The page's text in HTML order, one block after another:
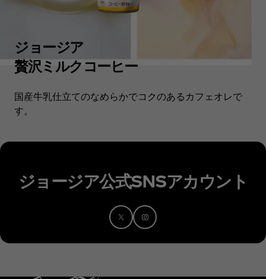
ジョージア
贅沢ミルクコーヒー
国産牛乳仕立てのなめらかでコクのあるカフェオレで
す。
ジョージア公式SNSアカウント